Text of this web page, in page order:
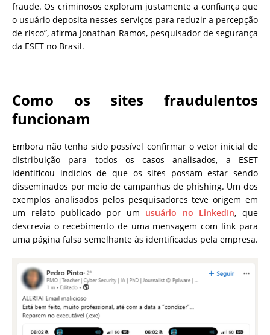
fraude. Os criminosos exploram justamente a confiança que
o usuário deposita nesses serviços para reduzir a percepção
de risco”, afirma Jonathan Ramos, pesquisador de segurança
da ESET no Brasil.
Como os sites fraudulentos
funcionam
Embora não tenha sido possível confirmar o vetor inicial de
distribuição para todos os casos analisados, a ESET
identificou indícios de que os sites possam estar sendo
disseminados por meio de campanhas de phishing. Um dos
exemplos analisados pelos pesquisadores teve origem em
um relato publicado por um usuário no LinkedIn, que
descrevia o recebimento de uma mensagem com link para
uma página falsa semelhante às identificadas pela empresa.